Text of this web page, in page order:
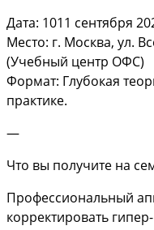
Дата: 1011 сентября
Место: г. Москва, ул.
(Учебный центр ОФС)
Формат: Глубокая
практике.
—
Что вы получите на
Профессиональный
корректировать